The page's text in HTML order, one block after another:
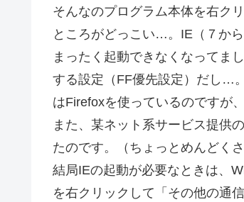
そんなのプログラム本体を右ク
ところがどっこい…。IE（７か
まったく起動できなくなってま
する設定（FF優先設定）だし…
はFirefoxを使っているのですが
また、某ネット系サービス提供
たのです。（ちょっとめんどく
結局IEの起動が必要なときは、
を右クリックして「その他の通